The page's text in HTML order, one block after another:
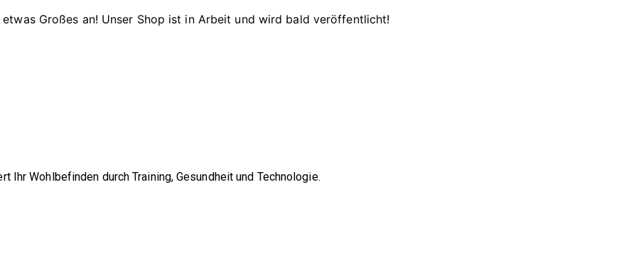
Großes an! Unser Shop ist in Arbeit und wird bald veröffentlicht!
Ihr Wohlbefinden durch Training, Gesundheit und Technologie.